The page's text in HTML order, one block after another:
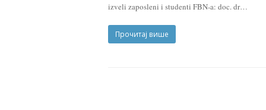
izveli zaposleni i studenti FBN-a: doc. dr…
Прочитај више